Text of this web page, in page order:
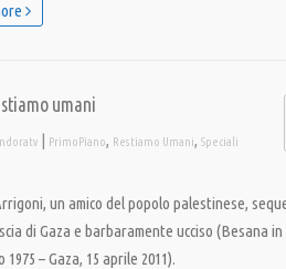
umani
| PrimoPiano, Restiamo Umani, Speciali
un amico del popolo palestinese,
di Gaza e barbaramente ucciso (Besana
1975 – Gaza, 15 aprile 2011).